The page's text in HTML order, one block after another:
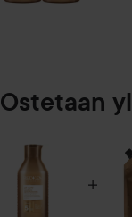
Ostetaan